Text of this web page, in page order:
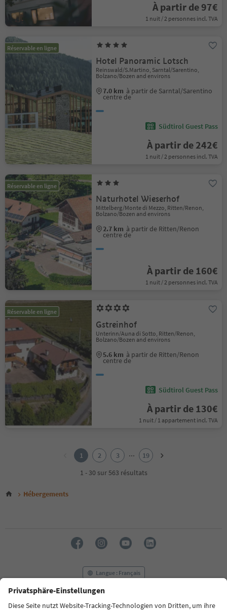
À partir de 97€
1 nuit / 2 personnes incl. TVA
Réservable en ligne
Hotel Panoramic Lotsch
Reinswald/S.Martino, Sarntal/Sarentino,
Bolzano/Bozen and environs
7.0 km à partir de Sarntal/Sarentino
centre de
Südtirol Guest Pass
À partir de 242€
1 nuit / 2 personnes incl. TVA
Réservable en ligne
Naturhotel Wieserhof
Mittelberg/Monte di Mezzo, Ritten/Renon,
Bolzano/Bozen and environs
2.7 km à partir de Ritten/Renon
centre de
À partir de 160€
1 nuit / 2 personnes incl. TVA
Réservable en ligne
Gstreinhof
Unterinn/Auna di Sotto, Ritten/Renon,
Bolzano/Bozen and environs
5.6 km à partir de Ritten/Renon
centre de
Südtirol Guest Pass
À partir de 130€
1 nuit / 1 appartement incl. TVA
6
16
17
1 2 3 ...
19
1 - 30 sur 563 résultats
Hébergements
Langue : Français
FAQ Contactez-nous Presse MICE